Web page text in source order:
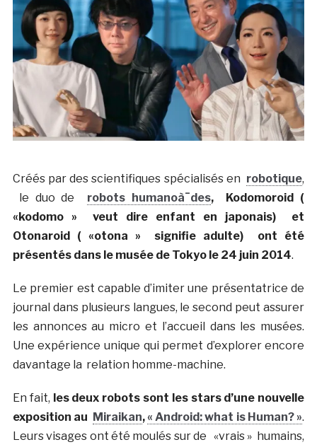
Créés par des scientifiques spécialisés en robotique,
le duo de robots humanoà¯des, Kodomoroid (
«kodomo » veut dire enfant en japonais) et
Otonaroid ( «otona » signifie adulte) ont été
présentés dans le musée de Tokyo le 24 juin 2014.
Le premier est capable d’imiter une présentatrice de
journal dans plusieurs langues, le second peut assurer
les annonces au micro et l’accueil dans les musées.
Une expérience unique qui permet d’explorer encore
davantage la relation homme-machine.
En fait, les deux robots sont les stars d’une nouvelle
exposition au Miraikan,« Android: what is Human? ».
Leurs visages ont été moulés sur de «vrais » humains,